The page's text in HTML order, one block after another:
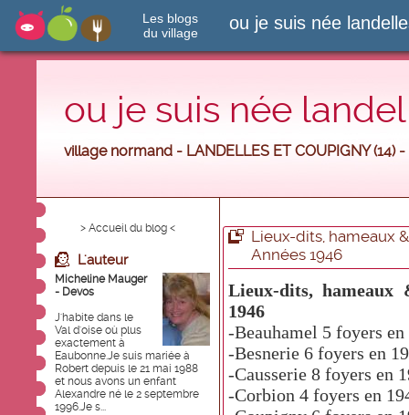
Les blogs
du village
ou je suis née
ou je suis née
village normand - LANDELLES ET COUPIGNY (14) -
> Accueil du blog <
L'auteur
Micheline Mauger
- Devos
J'habite dans le
Val d'oise où plus
exactement à
Eaubonne.Je suis mariée à
Robert depuis le 21 mai 1988
et nous avons un enfant
Alexandre né le 2 septembre
1996.Je s...
Lieux-dits, hameaux
Années 1946
Lieux-dits, hameaux
1946
-Beauhamel 5 foyers en
-Besnerie 6 foyers en
-Causserie 8 foyers en
-Corbion 4 foyers en